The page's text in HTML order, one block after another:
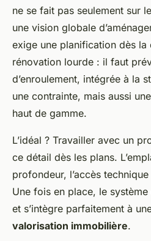
ne se fait pas seulement sur
une vision globale
exige une planification dès la
rénovation lourde : il faut
d’enroulement, intégrée à la
une contrainte, mais aussi
haut de gamme.
L’idéal ? Travailler avec un
ce détail dès les plans.
profondeur, l’accès
Une fois en place, le
et s’intègre parfaitement à
valorisation immobilière.